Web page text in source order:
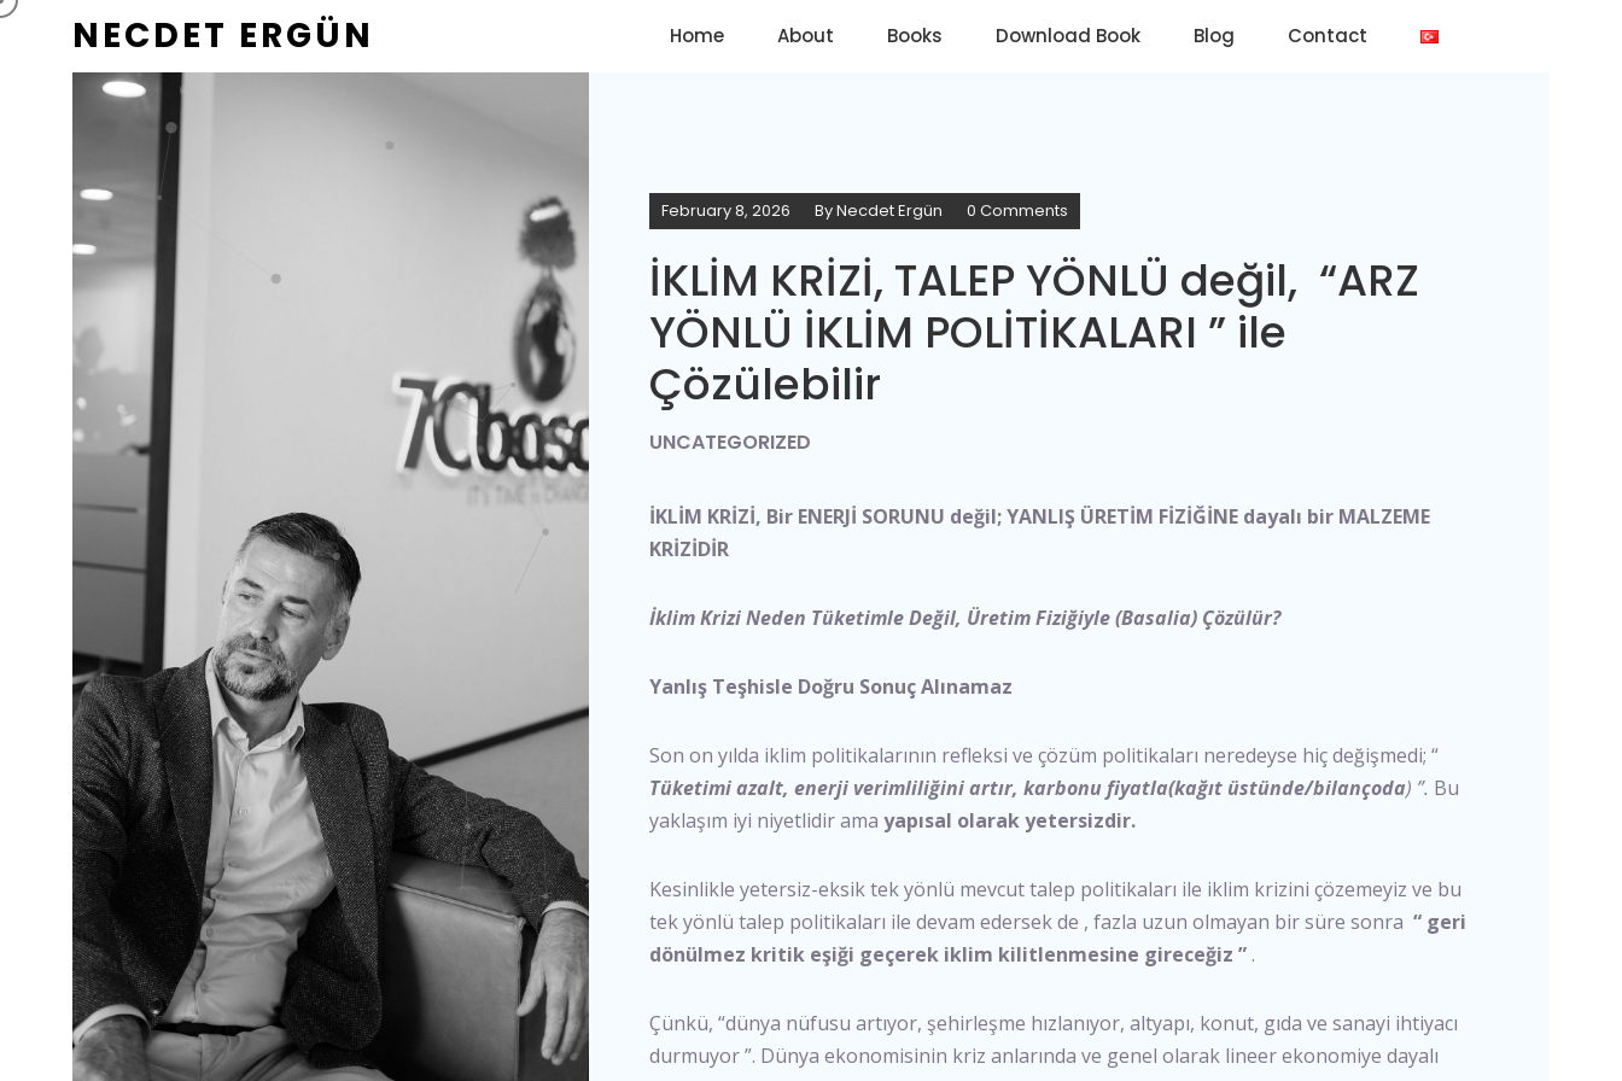
NECDET ERGÜN Home About Books Download Book Blog Contact
February 8, 2026 ByNecdet Ergün 0 Comments
İKLİM KRİZİ, TALEP YÖNLÜ değil, “ARZ
YÖNLÜ İKLİM POLİTİKALARI ” ile
Çözülebilir
UNCATEGORIZED
İKLİM KRİZİ, Bir ENERJİ SORUNU değil; YANLIŞ ÜRETİM FİZİĞİNE dayalı bir MALZEME
KRİZİDİR
İklim Krizi Neden Tüketimle Değil, Üretim Fiziğiyle (Basalia) Çözülür?
Yanlış Teşhisle Doğru Sonuç Alınamaz
Son on yılda iklim politikalarının refleksi ve çözüm politikaları neredeyse hiç değişmedi; “
Tüketimi azalt, enerji verimliliğini artır, karbonu fiyatla(kağıt üstünde/bilançoda) ”. Bu
yaklaşım iyi niyetlidir amayapısal olarak yetersizdir.
Kesinlikle yetersiz-eksik tek yönlü mevcut talep politikaları ile iklim krizini çözemeyiz ve bu
tek yönlü talep politikaları ile devam edersek de , fazla uzun olmayan bir süre sonra “ geri
dönülmez kritik eşiği geçerek iklim kilitlenmesine gireceğiz ”.
Çünkü, “dünya nüfusu artıyor, şehirleşme hızlanıyor, altyapı, konut, gıda ve sanayi ihtiyacı
durmuyor ”. Dünya ekonomisinin kriz anlarında ve genel olarak lineer ekonomiye dayalı